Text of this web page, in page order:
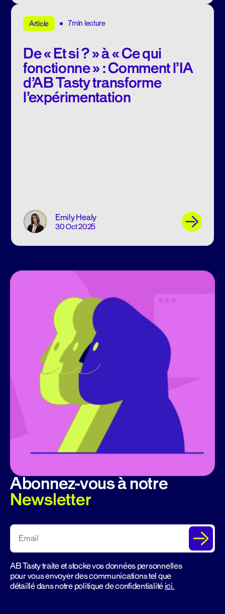
Article 7min lecture
De « Et si ? » à « Ce qui
fonctionne » : Comment l’IA
d’AB Tasty transforme
l’expérimentation
Emily Healy
30 Oct 2025
Abonnez-vous à notre
Newsletter
AB Tasty traite et stocke vos données personnelles
pour vous envoyer des communications tel que
détaillé dans notre politique de confidentialitéici.